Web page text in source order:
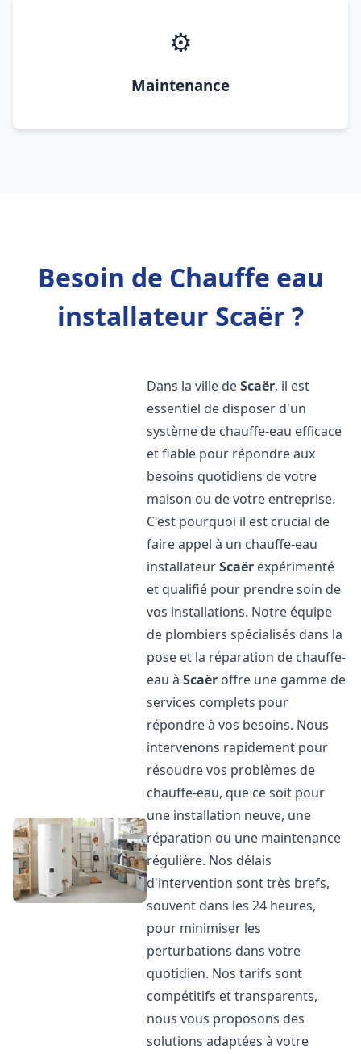
⚙️
Maintenance
Besoin de Chauffe eau
installateur Scaër ?
Dans la ville deScaër, il est
essentiel de disposer d'un
système de chauffe-eau efficace
et fiable pour répondre aux
besoins quotidiens de votre
maison ou de votre entreprise.
C'est pourquoi il est crucial de
faire appel à un chauffe-eau
installateurScaër expérimenté
et qualifié pour prendre soin de
vos installations. Notre équipe
de plombiers spécialisés dans la
pose et la réparation de chauffe-
eau àScaër offre une gamme de
services complets pour
répondre à vos besoins. Nous
intervenons rapidement pour
résoudre vos problèmes de
chauffe-eau, que ce soit pour
une installation neuve, une
réparation ou une maintenance
régulière. Nos délais
d'intervention sont très brefs,
souvent dans les 24 heures,
pour minimiser les
perturbations dans votre
quotidien. Nos tarifs sont
compétitifs et transparents,
nous vous proposons des
solutions adaptées à votre